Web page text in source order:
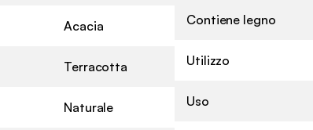
Acacia
Terracotta
Naturale
Contiene legno
Utilizzo
Uso